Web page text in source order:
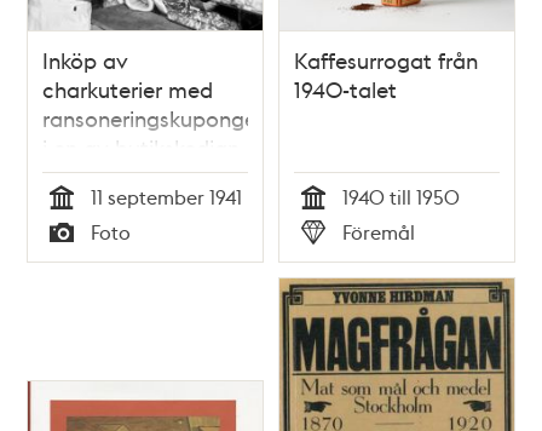
Inköp av
charkuterier med
ransoneringskuponger
i en av butikskedjan
Norrmalms
Livsmedels butiker
Tid
11 september 1941
Typ
Foto
Kaffesurrogat från
1940-talet
Tid
1940 till 1950
Typ
Föremål